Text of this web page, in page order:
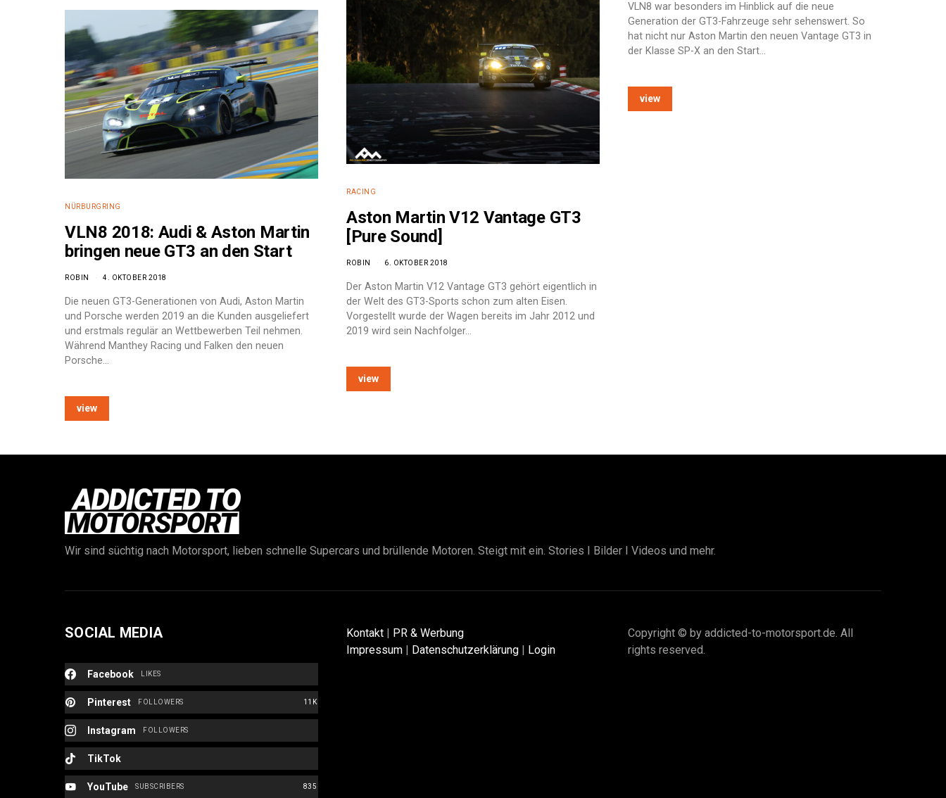
NÜRBURGRING
VLN8 2018: Audi & Aston Martin
bringen neue GT3 an den Start
ROBIN 4. OKTOBER 2018
Die neuen GT3-Generationen von Audi, Aston Martin
und Porsche werden 2019 an die Kunden ausgeliefert
und erstmals regulär an Wettbewerben Teil nehmen.
Während Manthey Racing und Falken den neuen
Porsche…
view
RACING
Aston Martin V12 Vantage GT3
[Pure Sound]
ROBIN 6. OKTOBER 2018
Der Aston Martin V12 Vantage GT3 gehört eigentlich in
der Welt des GT3-Sports schon zum alten Eisen.
Vorgestellt wurde der Wagen bereits im Jahr 2012 und
2019 wird sein Nachfolger…
view
VLN8 war besonders im Hinblick auf die neue
Generation der GT3-Fahrzeuge sehr sehenswert. So
hat nicht nur Aston Martin den neuen Vantage GT3 in
der Klasse SP-X an den Start…
view
Wir sind süchtig nach Motorsport, lieben schnelle Supercars und brüllende Motoren. Steigt mit ein. Stories I Bilder I Videos und mehr.
SOCIAL MEDIA
Facebook LIKES
Pinterest 11K
FOLLOWERS
Instagram FOLLOWERS
TikTok
YouTube 835
SUBSCRIBERS
Kontakt | PR & Werbung
Impressum | Datenschutzerklärung | Login
Copyright © by addicted-to-motorsport.de. All
rights reserved.